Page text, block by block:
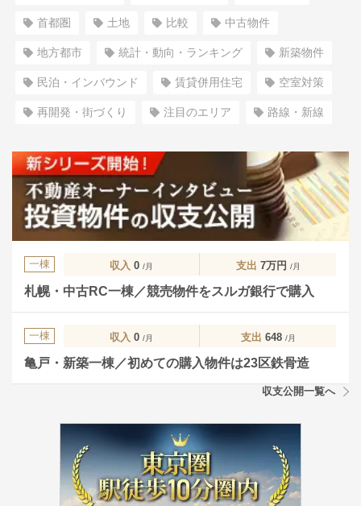
首都圏 土地 比較 中古物件
地方都市 統計・動向・ランキング 新築物件
民泊・インバウンド 賃貸併用住宅 空室対策
再開発・街づくり 注目のエリア 路線・新線
一棟 収入 0 /月 支出 7万円 /月
札幌・中古RC一棟／競売物件をスルガ銀行で購入
一棟 収入 0 /月 支出 648 /月
亀戸・新築一棟／初めての購入物件は23区鉄骨造
収支公開一覧へ